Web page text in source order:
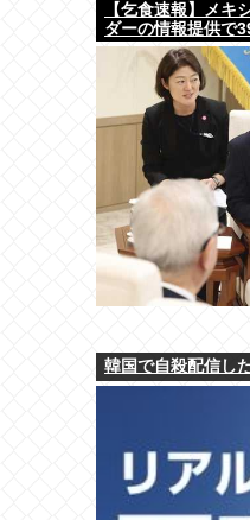
【乞食速報】メキ
ダーの情報提供で
韓国で自殺配信し